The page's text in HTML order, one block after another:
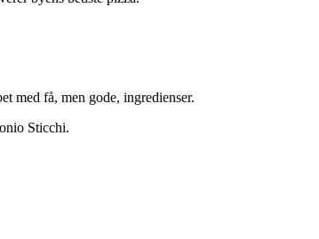
med få, men gode, ingredienser.
Sticchi.